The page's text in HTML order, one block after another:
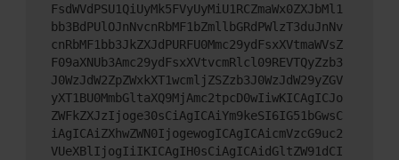
FsdWVdPSU1QiUyMk5FVyUyMiU1RCZmaWx0ZXJbMl1
bb3BdPUlOJnNvcnRbMF1bZmllbGRdPWlzT3duJnNv
cnRbMF1bb3JkZXJdPURFU0Mmc29ydFsxXVtmaWVsZ
F09aXNUb3Amc29ydFsxXVtvcmRlcl09REVTQyZzb3
J0WzJdW2ZpZWxkXT1wcmljZSZzb3J0WzJdW29yZGV
yXT1BU0MmbGltaXQ9MjAmc2tpcD0wIiwKICAgICJo
ZWFkZXJzIjoge30sCiAgICAiYm9keSI6IG51bGwsC
iAgICAiZXhwZWN0IjogewogICAgICAicmVzcG9uc2
VUeXBlIjogIiIKICAgIH0sCiAgICAidGltZW91dCI